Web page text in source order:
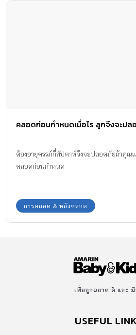
คลอดก่อนกำหนดเมื่อไร ลูกจึงจะป
ต้องอายุครรภ์กี่สัปดาห์จึงจะปลอดภัยถ้าคุณ
คลอดก่อนกำหนด
การคลอด & หลังคลอด
เพื่อลูกฉลาด ดี และ
USEFUL